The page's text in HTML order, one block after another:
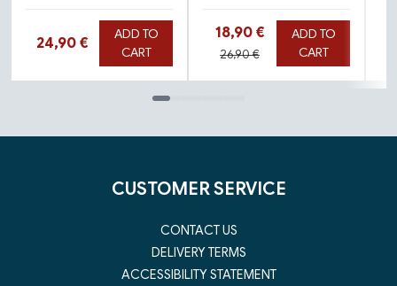
Hinta nyt
24,90 €
ADD TO
CART
Hinta nyt
18,90 €
Hinta aiemmin
26,90 €
ADD TO
CART
CUSTOMER SERVICE
CONTACT US
DELIVERY TERMS
ACCESSIBILITY STATEMENT